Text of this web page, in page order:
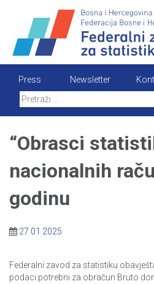
content
Press Newsletter
“Obrasci
nacionalnih
godinu
27.01.2025
Federalni zavod za statistiku
podaci potrebni za obračun Bruto